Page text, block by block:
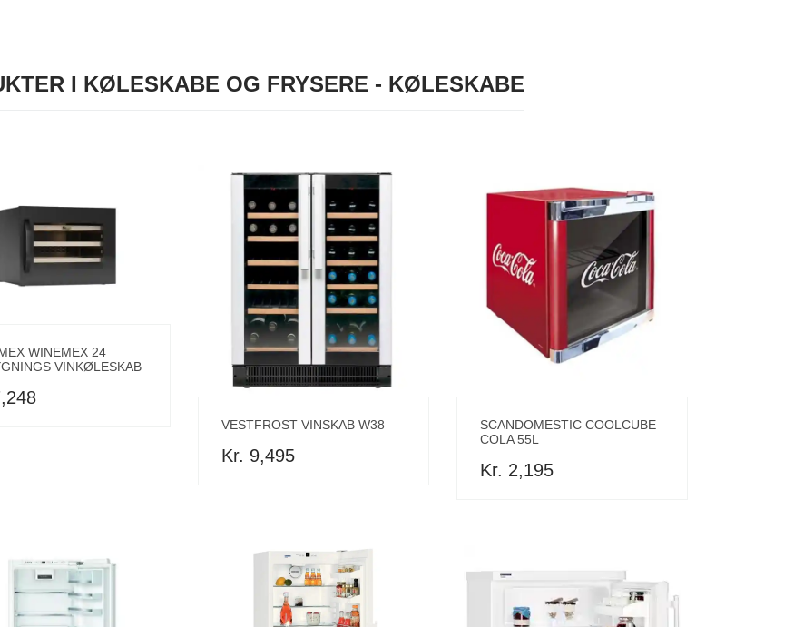
I KØLESKABE OG FRYSERE - KØLESKABE
WINEMEX 24
VINKØLESKAB
VESTFROST VINSKAB W38
Kr. 9,495
SCANDOMESTIC COOLCUBE
COLA 55L
Kr. 2,195